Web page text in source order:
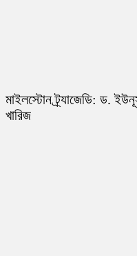
মাইলস্টোন ট্র্যাজেডি: ড.
খারিজ